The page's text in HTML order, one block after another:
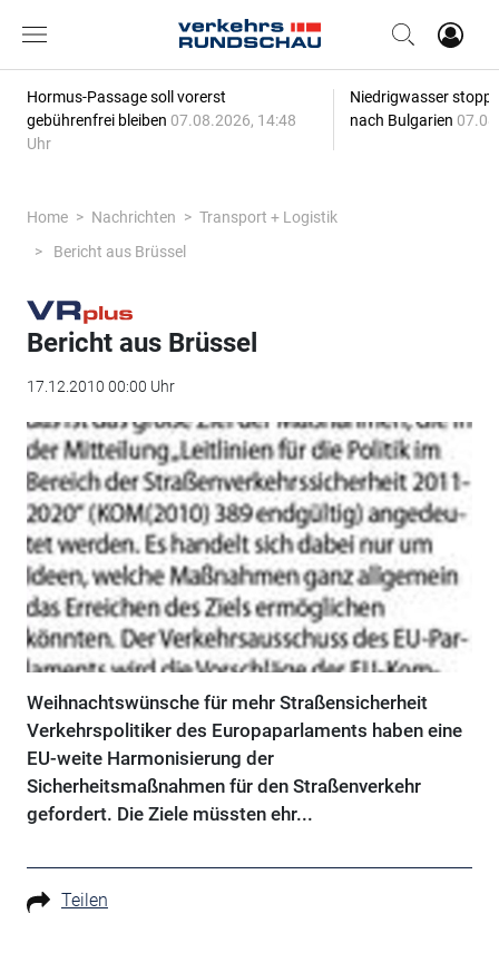
Hormus-Passage soll vorerst
gebührenfrei bleiben 07.08.2026, 14:48
Uhr
Niedrigwasser
nach Bulgarien
Home Nachrichten
Transport + Logistik
Bericht aus Brüssel
Bericht aus Brüssel
17.12.2010 00:00 Uhr
Weihnachtswünsche für mehr Straßensicherheit
Verkehrspolitiker des Europaparlaments haben eine
EU-weite Harmonisierung der
Sicherheitsmaßnahmen für den Straßenverkehr
gefordert. Die Ziele müssten ehr...
Teilen